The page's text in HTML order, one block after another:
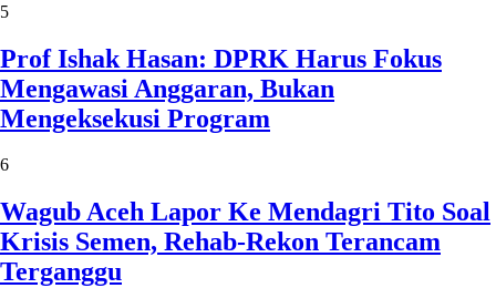
5
Prof Ishak Hasan: DPRK Harus Fokus
Mengawasi Anggaran, Bukan
Mengeksekusi Program
6
Wagub Aceh Lapor Ke Mendagri Tito Soal
Krisis Semen, Rehab-Rekon Terancam
Terganggu